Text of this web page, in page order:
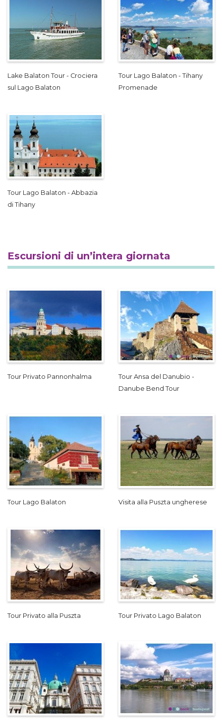
Lake Balaton Tour - Crociera
sul Lago Balaton
Tour Lago Balaton - Tihany
Promenade
Tour Lago Balaton - Abbazia
di Tihany
Escursioni di un’intera giornata
Tour Privato Pannonhalma
Tour Ansa del Danubio -
Danube Bend Tour
Tour Lago Balaton Visita alla Puszta ungherese
Tour Privato alla Puszta Tour Privato Lago Balaton